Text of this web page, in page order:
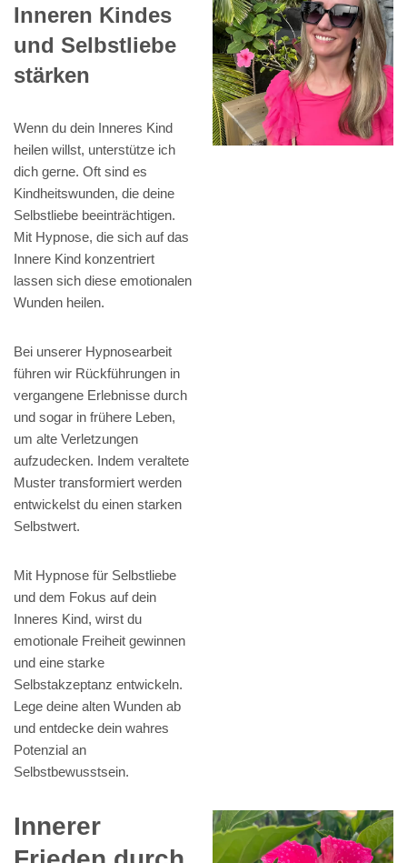
Inneren Kindes
und Selbstliebe
stärken
Wenn du dein Inneres Kind
heilen willst, unterstütze ich
dich gerne. Oft sind es
Kindheitswunden, die deine
Selbstliebe beeinträchtigen.
Mit Hypnose, die sich auf das
Innere Kind konzentriert
lassen sich diese emotionalen
Wunden heilen.
Bei unserer Hypnosearbeit
führen wir Rückführungen in
vergangene Erlebnisse durch
und sogar in frühere Leben,
um alte Verletzungen
aufzudecken. Indem veraltete
Muster transformiert werden
entwickelst du einen starken
Selbstwert.
Mit Hypnose für Selbstliebe
und dem Fokus auf dein
Inneres Kind, wirst du
emotionale Freiheit gewinnen
und eine starke
Selbstakzeptanz entwickeln.
Lege deine alten Wunden ab
und entdecke dein wahres
Potenzial an
Selbstbewusstsein.
Innerer